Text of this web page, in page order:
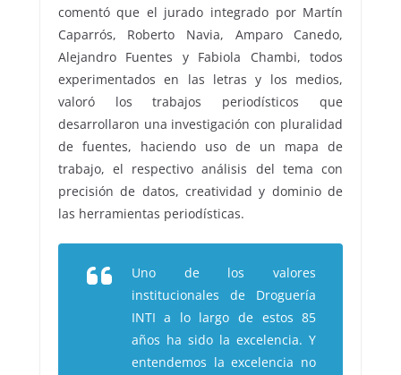
comentó que el jurado integrado por Martín
Caparrós, Roberto Navia, Amparo Canedo,
Alejandro Fuentes y Fabiola Chambi, todos
experimentados en las letras y los medios,
valoró los trabajos periodísticos que
desarrollaron una investigación con pluralidad
de fuentes, haciendo uso de un mapa de
trabajo, el respectivo análisis del tema con
precisión de datos, creatividad y dominio de
las herramientas periodísticas.
Uno de los valores
institucionales de Droguería
INTI a lo largo de estos 85
años ha sido la excelencia. Y
entendemos la excelencia no